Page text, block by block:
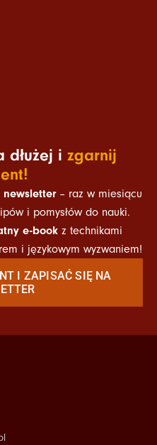
dłużej i zgarnij
newsletter– raz w miesiącu
i pomysłów do nauki.
e-book z technikami
i językowym wyzwaniem!
I ZAPISAĆ SIĘ NA